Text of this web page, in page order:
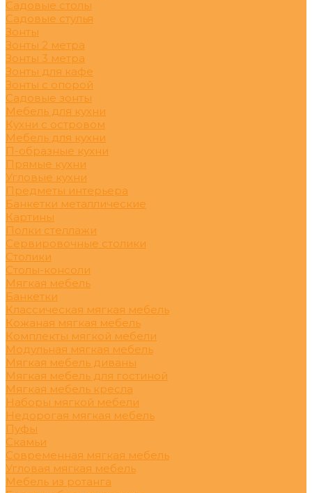
Садовые столы
Садовые стулья
Зонты
Зонты 2 метра
Зонты 3 метра
Зонты для кафе
Зонты с опорой
Садовые зонты
Мебель для кухни
Кухни с островом
Мебель для кухни
П-образные кухни
Прямые кухни
Угловые кухни
Предметы интерьера
Банкетки металлические
Картины
Полки стеллажи
Сервировочные столики
Столики
Столы-консоли
Мягкая мебель
Банкетки
Классическая мягкая мебель
Кожаная мягкая мебель
Комплекты мягкой мебели
Модульная мягкая мебель
Мягкая мебель диваны
Мягкая мебель для гостиной
Мягкая мебель кресла
Наборы мягкой мебели
Недорогая мягкая мебель
Пуфы
Скамьи
Современная мягкая мебель
Угловая мягкая мебель
Мебель из ротанга